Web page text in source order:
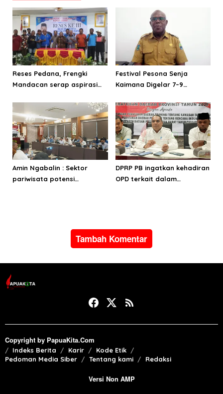
Reses Pedana, Frengki
Mandacan serap aspirasi
Momiwaren
Festival Pesona Senja
Kaimana Digelar 7–9
Amin Ngabalin : Sektor
pariwisata potensi
DPRP PB ingatkan kehadiran
OPD terkait dalam
Tambah Komentar
Copyright by PapuaKita.Com
Indeks Berita Karir
Kode Etik
Pedoman Media Siber
Tentang kami Redaksi
Versi Non AMP